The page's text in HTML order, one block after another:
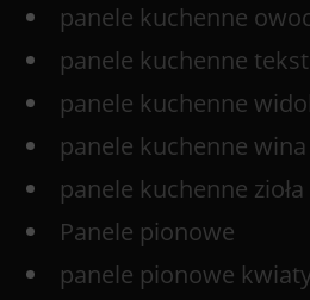
panele kuchenne
panele kuchenne
panele kuchenne
panele kuchenne wina
panele kuchenne
Panele pionowe
panele pionowe